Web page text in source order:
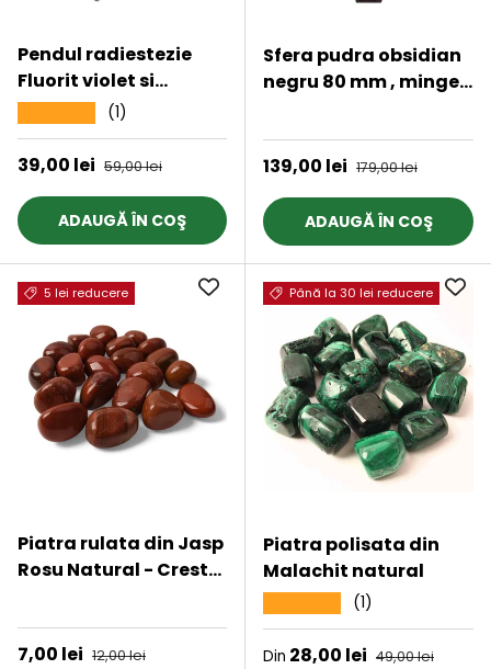
Pendul radiestezie
Fluorit violet si
saculet satin de
catifea - Pentru
meditatie, divinatie
(1)
Preț de vânzare
39,00 lei Preț obișnuit
59,00 lei
ADAUGĂ ÎN COŞ
Sfera pudra obsidian
negru 80 mm , minge
cu suport de lemn -
Pentru decor,
Preț de vânzare
139,00 lei Preț obișnuit
179,00 lei
ADAUGĂ ÎN COŞ
5 lei reducere
Piatra rulata din Jasp
Rosu Natural - Creste
2-3 cm
Preț de vânzare
7,00 lei Preț obișnuit
12,00 lei
Până la 30 lei reducere
Piatra polisata din
Malachit natural
(1)
Preț de vânzare
Din 28,00 lei Preț obișnuit
49,00 lei